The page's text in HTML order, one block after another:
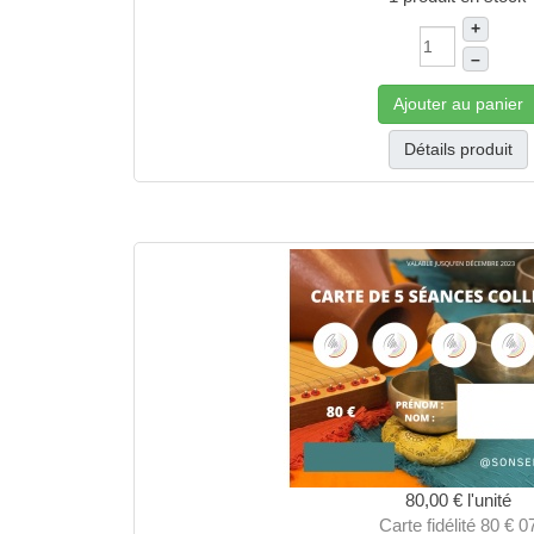
+
–
Ajouter au panier
Détails produit
80,00 € l'unité
Carte fidélité 80 €